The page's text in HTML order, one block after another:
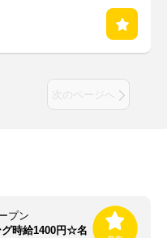
次のページへ
プン
グ時給1400円☆名